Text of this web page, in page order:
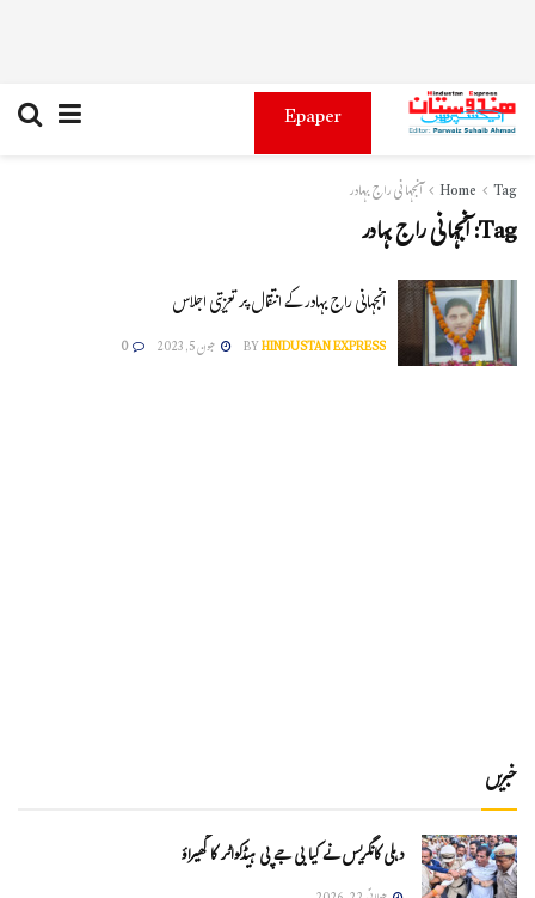
Epaper
Home Tag آنجہانی راج بہادر
Tag:آنجہانی راج بہادر
آنجہانی راج بہادر کے انتقال پر تعزیتی اجلاس
BYHINDUSTAN EXPRESS جون 5, 2023 0
خبریں
دہلی کانگریس نے کیا بی جے پی ہیڈکواٹر کا گھیراؤ